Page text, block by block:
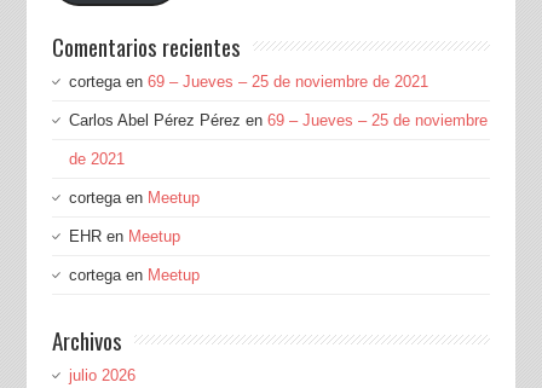
Comentarios recientes
cortegaen 69 – Jueves – 25 de noviembre de 2021
Carlos Abel Pérez Pérez en 69 – Jueves – 25 de noviembre
de 2021
cortegaen Meetup
EHRen Meetup
cortegaen Meetup
Archivos
julio 2026